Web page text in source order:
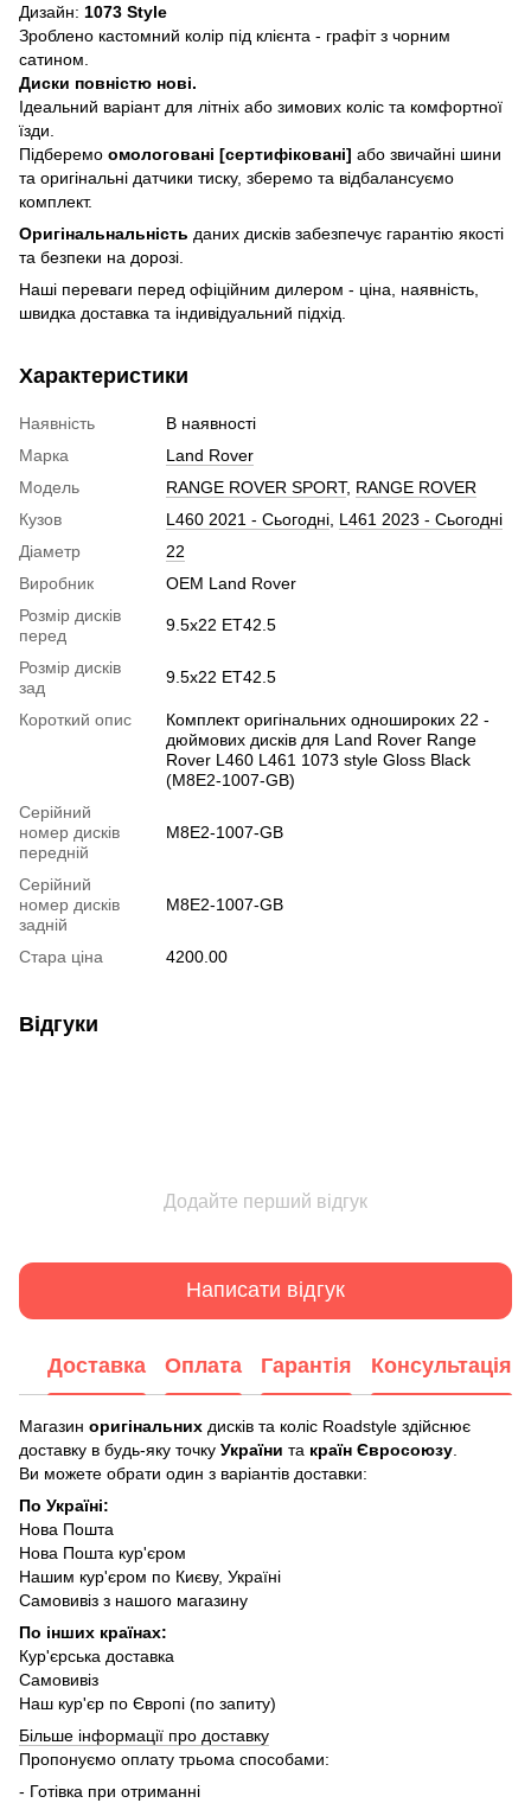
Дизайн: 1073 Style
Зроблено кастомний колір під клієнта - графіт з чорним
сатином.
Диски повністю нові.
Ідеальний варіант для літніх або зимових коліс та комфортної
їзди.
Підберемо омологовані [сертифіковані] або звичайні шини
та оригінальні датчики тиску, зберемо та відбалансуємо
комплект.
Оригінальнальність даних дисків забезпечує гарантію якості
та безпеки на дорозі.
Наші переваги перед офіційним дилером - ціна, наявність,
швидка доставка та індивідуальний підхід.
Характеристики
Наявність
В наявності
Марка
Land Rover
Модель
RANGE ROVER SPORT, RANGE ROVER
Кузов
L460 2021 - Сьогодні L461 2023 - Сьогодні
Діаметр
22
Виробник
OEM Land Rover
Розмір дисків
перед
9.5x22 ET42.5
Розмір дисків
зад
9.5x22 ET42.5
Короткий опис
Комплект оригінальних одношироких 22 -
дюймових дисків для Land Rover Range
Rover L460 L461 1073 style Gloss Black
(M8E2-1007-GB)
Серійний
номер дисків
передній
M8E2-1007-GB
Серійний
номер дисків
задній
M8E2-1007-GB
Стара ціна 4200.00
Відгуки
Додайте перший відгук
Написати відгук
Доставка Оплата Гарантія Консультація
Магазин оригінальних дисків та коліс Roadstyle здійснює
доставку в будь-яку точку України та країн Євросоюзу
Ви можете обрати один з варіантів доставки:
По Україні:
Нова Пошта
Нова Пошта кур'єром
Нашим кур'єром по Києву, Україні
Самовивіз з нашого магазину
По інших країнах:
Кур'єрська доставка
Самовивіз
Наш кур'єр по Європі (по запиту)
Більше інформації про доставку
Пропонуємо оплату трьома способами:
- Готівка при отриманні